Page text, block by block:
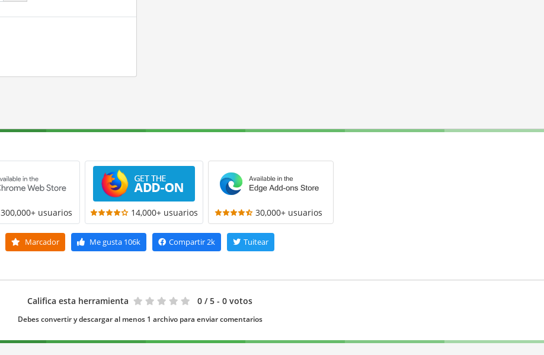
300,000+ usuarios 14,000+ usuarios 30,000+ usuarios
Marcador Me gusta 106k Compartir2k Tuitear
Califica esta herramienta 0 / 5 - 0 votos
Debes convertir y descargar al menos 1 archivo para enviar comentarios